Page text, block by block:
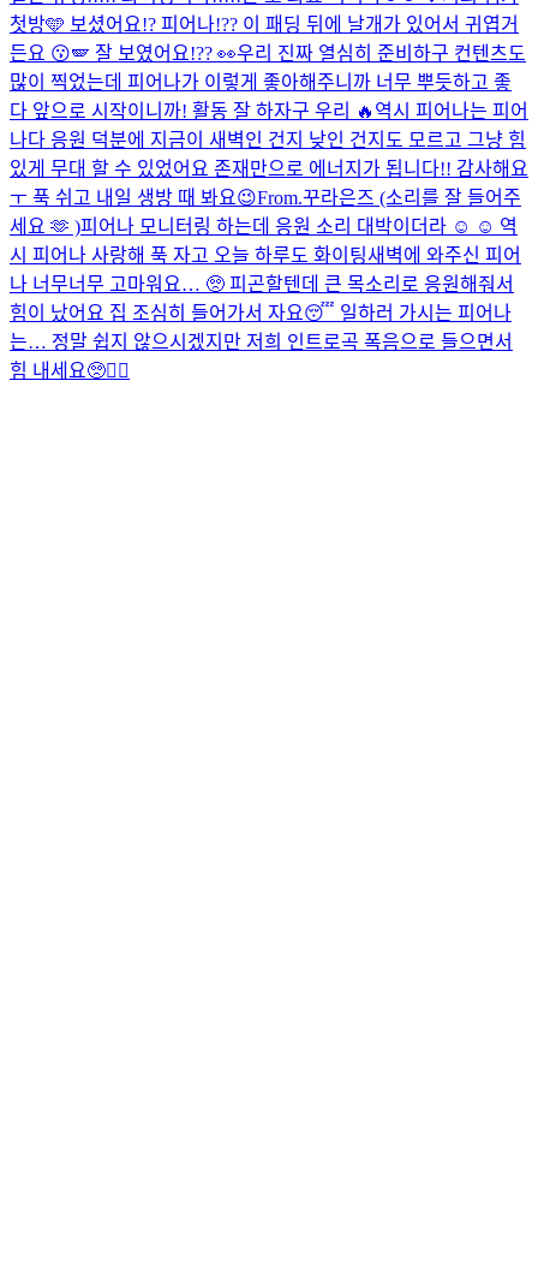
첫방🩵 보셨어요!? 피어나!?? 이 패딩 뒤에 날개가 있어서 귀엽거
든요 😗​🪽 잘 보였어요!?? 👀​우리 진짜 열심히 준비하구 컨텐츠도
많이 찍었는데 피어나가 이렇게 좋아해주니까 너무 뿌듯하고 좋
다 앞으로 시작이니까! 활동 잘 하자구 우리 🔥 역시 피어나는 피어
나다 응원 덕분에 지금이 새벽인 건지 낮인 건지도 모르고 그냥 힘
있게 무대 할 수 있었어요 존재만으로 에너지가 됩니다!! 감사해요
ㅜ 푹 쉬고 내일 생방 때 봐요😉From.꾸라은즈 (소리를 잘 들어주
세요 🫶 )피어나 모니터링 하는데 응원 소리 대박이더라 ☺️ ☺️ 역
시 피어나 사랑해 푹 자고 오늘 하루도 화이팅새벽에 와주신 피어
나 너무너무 고마워요… 🥺 피곤할텐데 큰 목소리로 응원해줘서
힘이 났어요 집 조심히 들어가서 자요😴 일하러 가시는 피어나
는… 정말 쉽지 않으시겠지만 저희 인트로곡 폭음으로 들으면서
힘 내세요🥺❤️‍🔥